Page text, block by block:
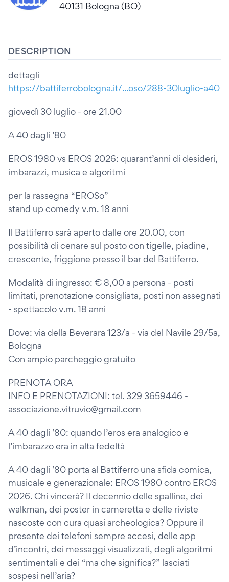
40131 Bologna (BO)
DESCRIPTION
dettagli
https://battiferrobologna.it/...oso/288-30luglio-a40
giovedì 30 luglio - ore 21.00
A 40 dagli ’80
EROS 1980 vs EROS 2026: quarant’anni di desideri,
imbarazzi, musica e algoritmi
per la rassegna “EROSo”
stand up comedy v.m. 18 anni
Il Battiferro sarà aperto dalle ore 20.00, con
possibilità di cenare sul posto con tigelle, piadine,
crescente, friggione presso il bar del Battiferro.
Modalità di ingresso: € 8,00 a persona - posti
limitati, prenotazione consigliata, posti non assegnati
- spettacolo v.m. 18 anni
Dove: via della Beverara 123/a - via del Navile 29/5a,
Bologna
Con ampio parcheggio gratuito
PRENOTA ORA
INFO E PRENOTAZIONI: tel. 329 3659446 -
associazione.vitruvio@gmail.com
A 40 dagli ’80: quando l’eros era analogico e
l’imbarazzo era in alta fedeltà
A 40 dagli ’80 porta al Battiferro una sfida comica,
musicale e generazionale: EROS 1980 contro EROS
2026. Chi vincerà? Il decennio delle spalline, dei
walkman, dei poster in cameretta e delle riviste
nascoste con cura quasi archeologica? Oppure il
presente dei telefoni sempre accesi, delle app
d’incontri, dei messaggi visualizzati, degli algoritmi
sentimentali e dei “ma che significa?” lasciati
sospesi nell’aria?